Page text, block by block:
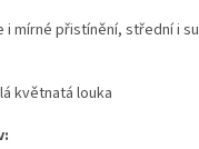
i mírné přistínění, střední i
květnatá louka